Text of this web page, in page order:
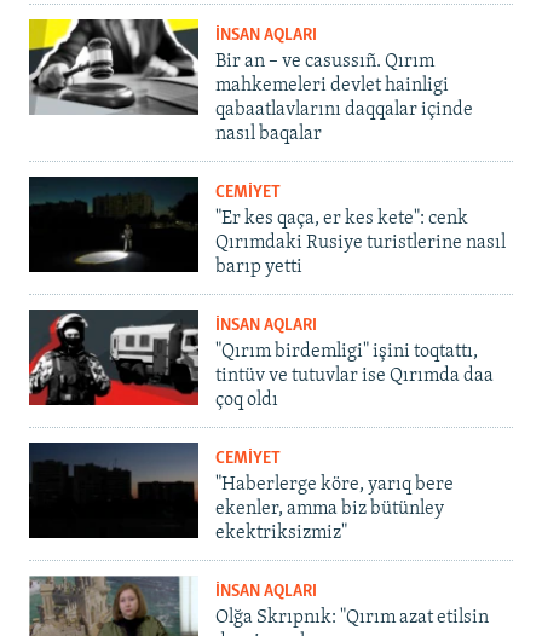
İNSAN AQLARI
Bir an – ve casussıñ. Qırım
mahkemeleri devlet hainligi
qabaatlavlarını daqqalar içinde
nasıl baqalar
CEMİYET
"Er kes qaça, er kes kete": cenk
Qırımdaki Rusiye turistlerine nasıl
barıp yetti
İNSAN AQLARI
"Qırım birdemligi" işini toqtattı,
tintüv ve tutuvlar ise Qırımda daa
çoq oldı
CEMİYET
"Haberlerge köre, yarıq bere
ekenler, amma biz bütünley
ekektriksizmiz"
İNSAN AQLARI
Olğa Skrıpnık: "Qırım azat etilsin